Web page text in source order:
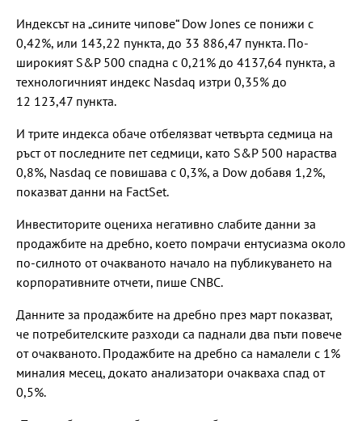
Индексът на „сините чипове“ Dow Jones се понижи с
0,42%, или 143,22 пункта, до 33 886,47 пункта. По-
широкият S&P 500 спадна с 0,21% до 4137,64 пункта, а
технологичният индекс Nasdaq изтри 0,35% до
12 123,47 пункта.
И трите индекса обаче отбелязват четвърта седмица на
ръст от последните пет седмици, като S&P 500 нараства
0,8%, Nasdaq се повишава с 0,3%, а Dow добавя 1,2%,
показват данни на FactSet.
Инвеститорите оцениха негативно слабите данни за
продажбите на дребно, което помрачи ентусиазма около
по-силното от очакваното начало на публикуването на
корпоративните отчети, пише CNBC.
Данните за продажбите на дребно през март показват,
че потребителските разходи са паднали два пъти повече
от очакваното. Продажбите на дребно са намалели с 1%
миналия месец, докато анализатори очакваха спад от
0,5%.